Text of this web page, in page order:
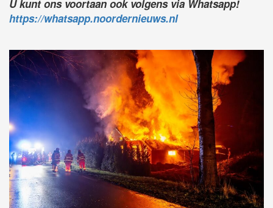
U kunt ons voortaan ook volgens via Whatsapp!
https://whatsapp.noordernieuws.nl